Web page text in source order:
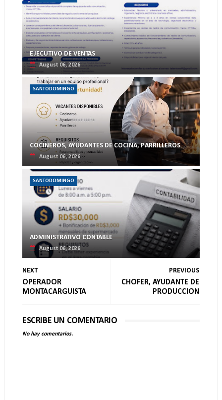
EJECUTIVO DE VENTAS
August 06, 2026
SANTODOMINGO
COCINEROS, AYUDANTES DE COCINA, PARRILLEROS
August 06, 2026
SANTODOMINGO
ADMINISTRATIVO CONTABLE
August 06, 2026
NEXT
OPERADOR
MONTACARGUISTA
PREVIOUS
CHOFER, AYUDANTE DE
PRODUCCION
ESCRIBE UN COMENTARIO
No hay comentarios.